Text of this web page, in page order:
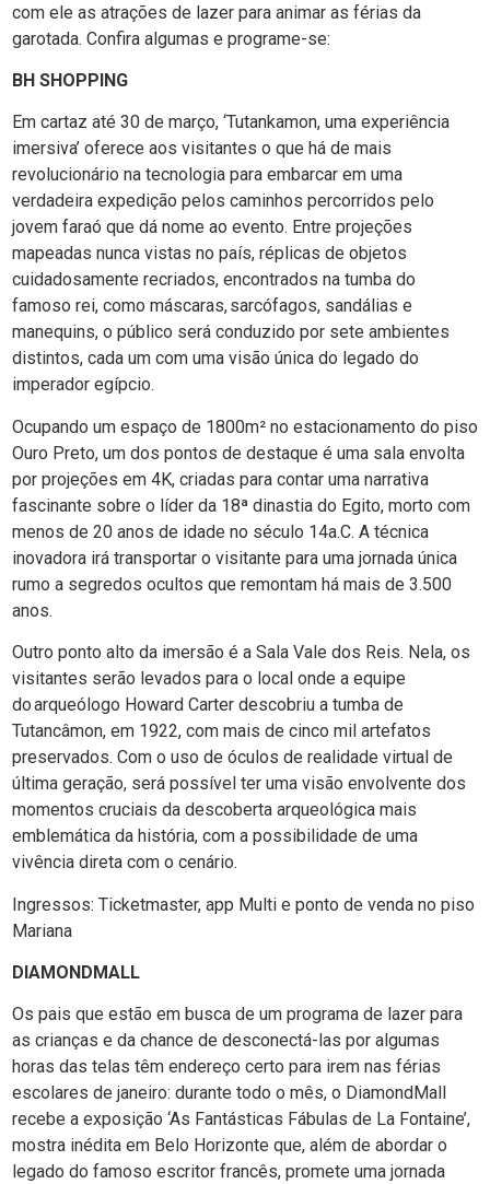
com ele as atrações de lazer para animar as férias da
garotada. Confira algumas e programe-se:
BH SHOPPING
Em cartaz até 30 de março, ‘Tutankamon, uma experiência
imersiva’ oferece aos visitantes o que há de mais
revolucionário na tecnologia para embarcar em uma
verdadeira expedição pelos caminhos percorridos pelo
jovem faraó que dá nome ao evento. Entre projeções
mapeadas nunca vistas no país, réplicas de objetos
cuidadosamente recriados, encontrados na tumba do
famoso rei, como máscaras, sarcófagos, sandálias e
manequins, o público será conduzido por sete ambientes
distintos, cada um com uma visão única do legado do
imperador egípcio.
Ocupando um espaço de 1800m² no estacionamento do piso
Ouro Preto, um dos pontos de destaque é uma sala envolta
por projeções em 4K, criadas para contar uma narrativa
fascinante sobre o líder da 18ª dinastia do Egito, morto com
menos de 20 anos de idade no século 14a.C. A técnica
inovadora irá transportar o visitante para uma jornada única
rumo a segredos ocultos que remontam há mais de 3.500
anos.
Outro ponto alto da imersão é a Sala Vale dos Reis. Nela, os
visitantes serão levados para o local onde a equipe
do arqueólogo Howard Carter descobriu a tumba de
Tutancâmon, em 1922, com mais de cinco mil artefatos
preservados. Com o uso de óculos de realidade virtual de
última geração, será possível ter uma visão envolvente dos
momentos cruciais da descoberta arqueológica mais
emblemática da história, com a possibilidade de uma
vivência direta com o cenário.
Ingressos: Ticketmaster, app Multi e ponto de venda no piso
Mariana
DIAMONDMALL
Os pais que estão em busca de um programa de lazer para
as crianças e da chance de desconectá-las por algumas
horas das telas têm endereço certo para irem nas férias
escolares de janeiro: durante todo o mês, o DiamondMall
recebe a exposição ‘As Fantásticas Fábulas de La Fontaine’,
mostra inédita em Belo Horizonte que, além de abordar o
legado do famoso escritor francês, promete uma jornada